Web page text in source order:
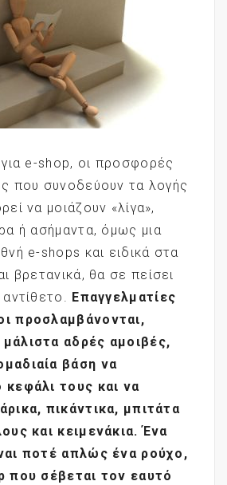
για e-shop, οι προσφορές
που συνοδεύουν τα λογής
να μοιάζουν «λίγα»,
ή ασήμαντα, όμως μια
e-shops και ειδικά στα
βρετανικά, θα σε πείσει
Επαγγελματίες
προσλαμβάνονται,
αδρές αμοιβές,
βάση να
τους και να
πικάντικα, μπιτάτα
και κειμενάκια. Ένα
ποτέ απλώς ένα ρούχο,
που σέβεται τον εαυτό